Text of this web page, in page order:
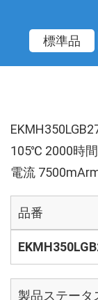
標準品
105℃ 2000時
電流
品番
製品ステータ